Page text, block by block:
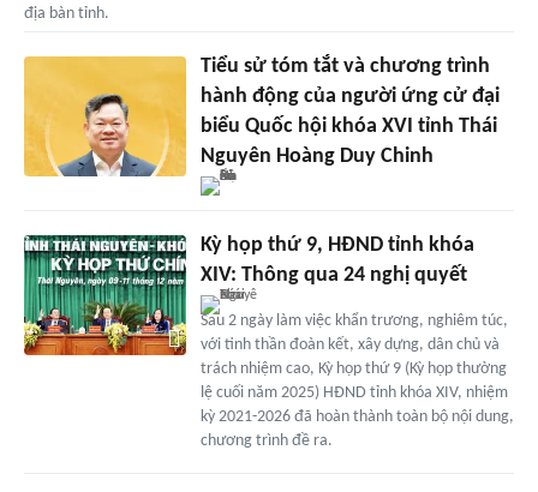
địa bàn tỉnh.
Tiểu sử tóm tắt và chương trình
hành động của người ứng cử đại
biểu Quốc hội khóa XVI tỉnh Thái
Nguyên Hoàng Duy Chinh
Kỳ họp thứ 9, HĐND tỉnh khóa
XIV: Thông qua 24 nghị quyết
Sau 2 ngày làm việc khẩn trương, nghiêm túc,
với tinh thần đoàn kết, xây dựng, dân chủ và
trách nhiệm cao, Kỳ họp thứ 9 (Kỳ họp thường
lệ cuối năm 2025) HĐND tỉnh khóa XIV, nhiệm
kỳ 2021-2026 đã hoàn thành toàn bộ nội dung,
chương trình đề ra.